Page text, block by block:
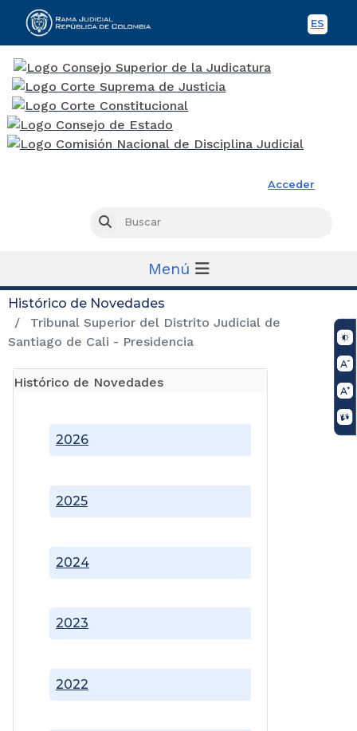
ES
Acceder
Buscar
Menú
Histórico de Novedades
Tribunal Superior del Distrito Judicial de
Santiago de Cali - Presidencia
Histórico de Novedades
2022
2023
2024
2025
2026